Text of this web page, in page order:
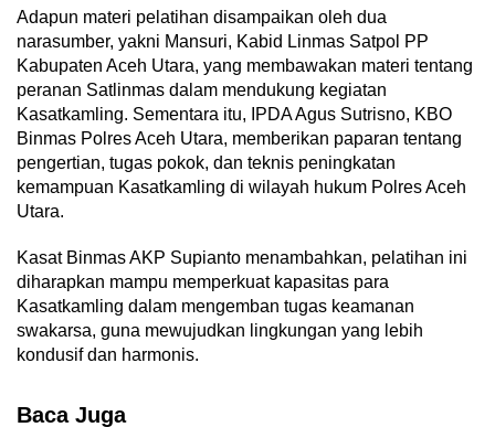
Adapun materi pelatihan disampaikan oleh dua
narasumber, yakni Mansuri, Kabid Linmas Satpol PP
Kabupaten Aceh Utara, yang membawakan materi tentang
peranan Satlinmas dalam mendukung kegiatan
Kasatkamling. Sementara itu, IPDA Agus Sutrisno, KBO
Binmas Polres Aceh Utara, memberikan paparan tentang
pengertian, tugas pokok, dan teknis peningkatan
kemampuan Kasatkamling di wilayah hukum Polres Aceh
Utara.
Kasat Binmas AKP Supianto menambahkan, pelatihan ini
diharapkan mampu memperkuat kapasitas para
Kasatkamling dalam mengemban tugas keamanan
swakarsa, guna mewujudkan lingkungan yang lebih
kondusif dan harmonis.
Baca Juga